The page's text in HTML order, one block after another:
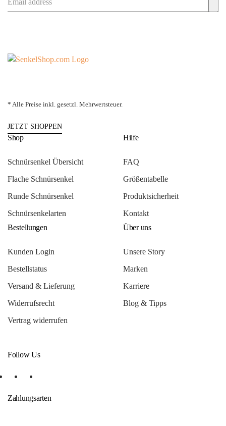
* Alle Preise inkl. gesetzl. Mehrwertsteuer.
JETZT SHOPPEN
Shop
Schnürsenkel Übersicht
Flache Schnürsenkel
Runde Schnürsenkel
Schnürsenkelarten
Hilfe
FAQ
Größentabelle
Produktsicherheit
Kontakt
Bestellungen
Kunden Login
Bestellstatus
Versand & Lieferung
Widerrufsrecht
Vertrag widerrufen
Über uns
Unsere Story
Marken
Karriere
Blog & Tipps
Follow Us
Zahlungsarten